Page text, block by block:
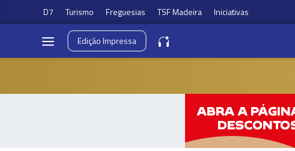
D7 Turismo Freguesias TSF Madeira Iniciativas
EdiçãoImpressa